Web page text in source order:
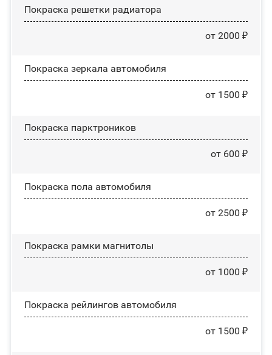
Покраска решетки радиатора
от 2000 ₽
Покраска зеркала автомобиля
от 1500 ₽
Покраска парктроников
от 600 ₽
Покраска пола автомобиля
от 2500 ₽
Покраска рамки магнитолы
от 1000 ₽
Покраска рейлингов автомобиля
от 1500 ₽